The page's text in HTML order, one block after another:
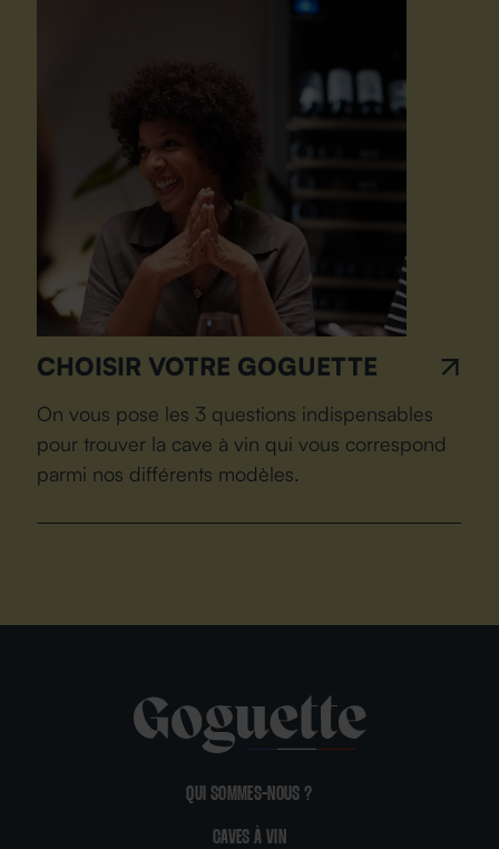
CHOISIR VOTRE GOGUETTE
On vous pose les 3 questions indispensables
pour trouver la cave à vin qui vous correspond
parmi nos différents modèles.
QUI SOMMES-NOUS ?
CAVES À VIN